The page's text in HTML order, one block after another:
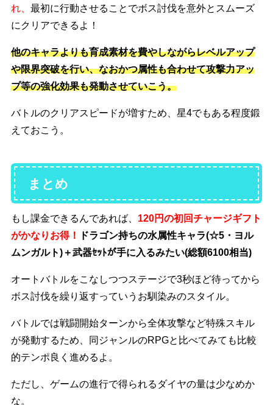
れ、 最初に行動させることでボス討伐を意外とスムーズ
にクリアできるよ！
他のキャラよりも育成素材を費やしながらレベルアップ
や限界突破を行い、なおかつ属性も合わせて攻撃力アッ
プ等の強化効果も発動させていこう。
バトルのクリアスピードが増すため、星4でもある程度鍛
えておこう。
まとめ
もし課金できるんであれば、 120円の初回チャージギフト
がかなりお得！
ドラゴン持ちの水属性キャラ(☆5・ヨル
ムンガルト)＋武器ｾｯﾄが手に入るみたい(総額6100相当)
オートバトルをこなしつつステージで3秒ほど待ってから
ボス討伐を繰り返すっていうお馴染みのスタイル。
バトルでは戦闘開始ターンから全体攻撃など特殊スキル
が発動するため、同ジャンルのRPGと比べてみても比較
的テンポ良く進めるよ。
ただし、ゲームの進行で得られるダイヤの量は少なめか
な。